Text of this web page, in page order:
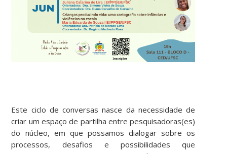
Este ciclo de conversas nasce da necessidade de
criar um espaço de partilha entre pesquisadoras(es)
do núcleo, em que possamos dialogar sobre os
processos, desafios e possibilidades que